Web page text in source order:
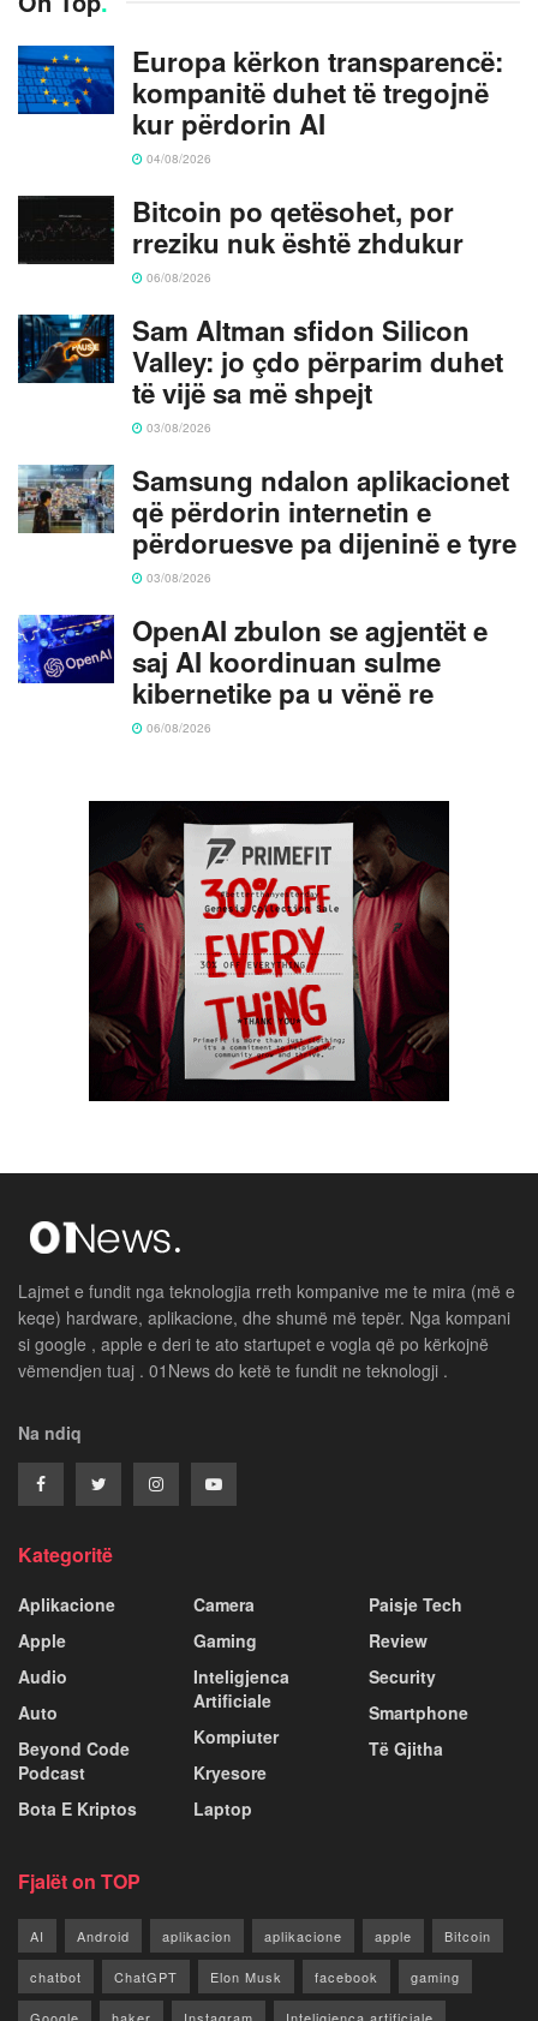
Europa kërkon transparencë:
kompanitë duhet të tregojnë
kur përdorin AI
04/08/2026
Bitcoin po qetësohet, por
rreziku nuk është zhdukur
06/08/2026
Sam Altman sfidon Silicon
Valley: jo çdo përparim duhet
të vijë sa më shpejt
03/08/2026
Samsung ndalon aplikacionet
që përdorin internetin e
përdoruesve pa dijeninë e tyre
03/08/2026
OpenAI zbulon se agjentët e
saj AI koordinuan sulme
kibernetike pa u vënë re
06/08/2026
Lajmet e fundit nga teknologjia rreth kompanive me te mira (më e
keqe) hardware, aplikacione, dhe shumë më tepër. Nga kompani
si google , apple e deri te ato startupet e vogla që po kërkojnë
vëmendjen tuaj . 01News do ketë te fundit ne teknologji .
Na ndiq
Kategoritë
Aplikacione
Apple
Audio
Auto
Beyond Code
Podcast
Bota E Kriptos
Camera
Gaming
Inteligjenca
Artificiale
Kompiuter
Kryesore
Laptop
Paisje Tech
Review
Security
Smartphone
Të Gjitha
Fjalët on TOP
AI Android aplikacion aplikacione apple Bitcoin
chatbot ChatGPT Elon Musk facebook gaming